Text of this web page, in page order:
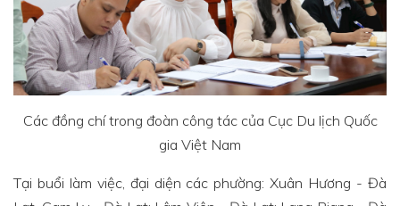
Các đồng chí trong đoàn công tác của Cục Du lịch Quốc
gia Việt Nam
Tại buổi làm việc, đại diện các phường: Xuân Hương - Đà